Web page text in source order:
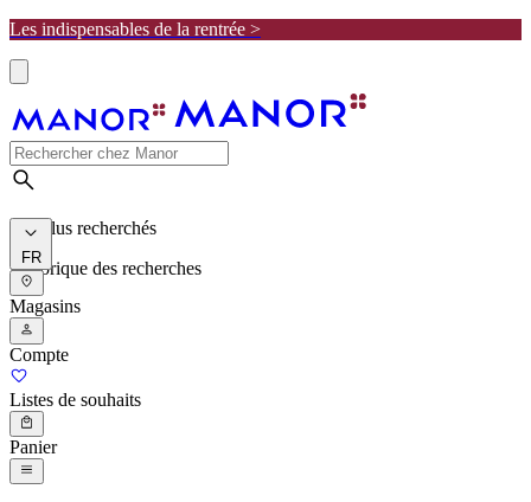
Les indispensables de la rentrée >
Les plus recherchés
Historique des recherches
FR
Magasins
Compte
Listes de souhaits
Panier